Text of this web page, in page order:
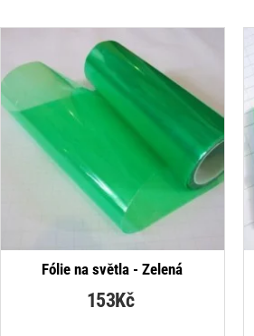
Fólie na světla - Zelená
153Kč